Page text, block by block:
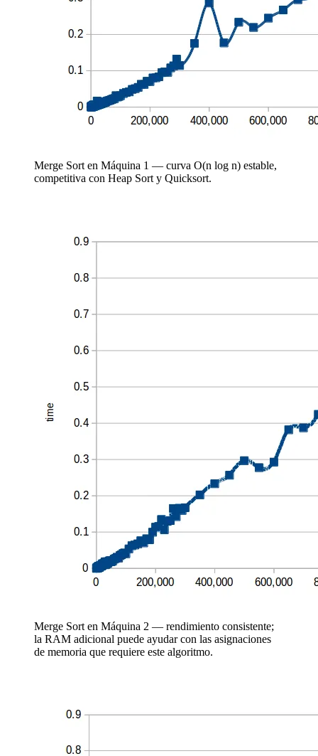
Merge Sort en Máquina 1 — curva O(n log n) estable,
competitiva con Heap Sort y Quicksort.
Merge Sort en Máquina 2 — rendimiento consistente;
la RAM adicional puede ayudar con las asignaciones
de memoria que requiere este algoritmo.